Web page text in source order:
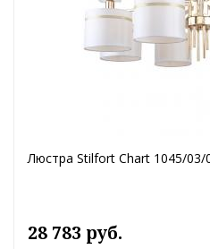
Люстра Stilfort Chart 1045/03/
28 783 руб.